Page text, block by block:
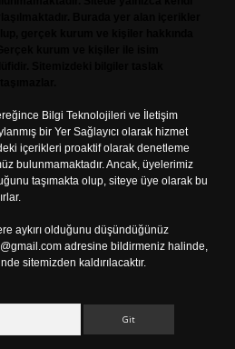
Bilgi Teknolojileri ve İletişim
bir Yer Sağlayıcı olarak hizmet
içerikleri proaktif olarak denetleme
bulunmamaktadır. Ancak, üyelerimiz
taşımakta olup, siteye üye olarak bu
aykırı olduğunu düşündüğünüz
adresine bildirmeniz halinde,
sitemizden kaldırılacaktır.